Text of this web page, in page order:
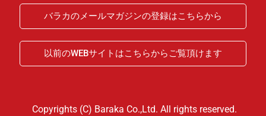
バラカのメールマガジンの登録はこちらから
以前のWEBサイトはこちらからご覧頂けます
Copyrights (C) Baraka Co.,Ltd. All rights reserved.